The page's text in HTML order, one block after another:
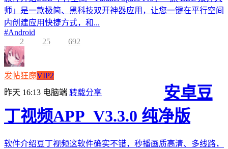
师」是一款极简、黑科技双开神器应用，让您一键在平行空间
内创建应用快捷方式，和...
#Android
2
25 692
发帖狂魔VIP2
昨天 16:13 电脑端 转载分享
安卓豆
丁视频APP_V3.3.0 纯净版
软件介绍豆丁视频这软件确实不错，秒播画质高清、多线路，